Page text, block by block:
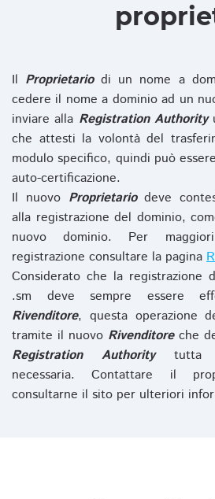
Il Proprietariodi un nome a
cedere il nome a dominio ad un
inviare alla Registration Authority
che attesti la volontà del
modulo specifico, quindi può
auto-certificazione.
Il nuovo Proprietariodeve
alla registrazione del dominio,
nuovo dominio. Per
registrazione consultare la pagina
Considerato che la registrazione
.sm deve sempre essere
Rivenditore, questa operazione
tramite il nuovo Rivenditoreche
Registration Authoritytutta la
necessaria. Contattare il
consultarne il sito per ulteriori